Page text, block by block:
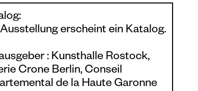
erscheint ein Katalog.
: Kunsthalle Rostock,
Crone Berlin, Conseil
de la Haute Garonne